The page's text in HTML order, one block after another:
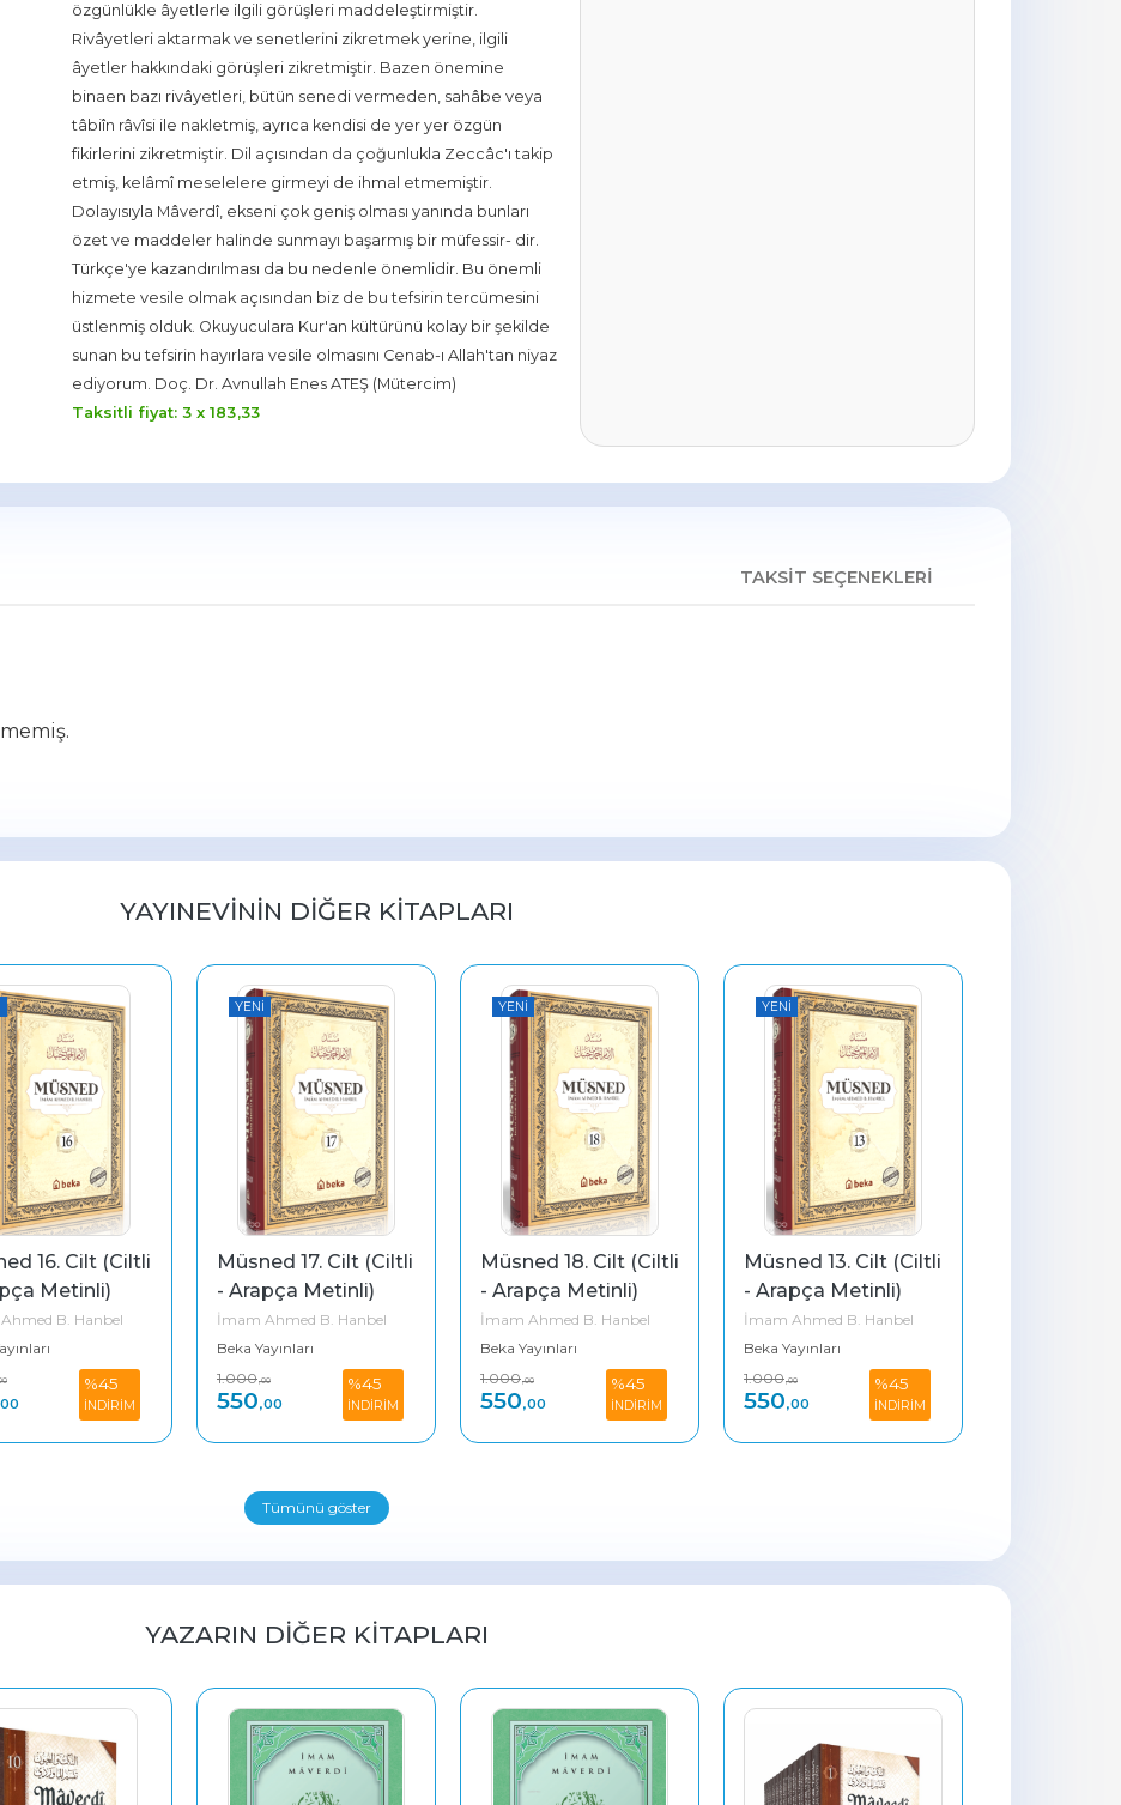
özgünlükle âyetlerle ilgili görüşleri maddeleştirmiştir.
Rivâyetleri aktarmak ve senetlerini zikretmek yerine, ilgili
âyetler hakkındaki görüşleri zikretmiştir. Bazen önemine
binaen bazı rivâyetleri, bütün senedi vermeden, sahâbe veya
tâbiîn râvîsi ile nakletmiş, ayrıca kendisi de yer yer özgün
fikirlerini zikretmiştir. Dil açısından da çoğunlukla Zeccâc'ı takip
etmiş, kelâmî meselelere girmeyi de ihmal etmemiştir.
Dolayısıyla Mâverdî, ekseni çok geniş olması yanında bunları
özet ve maddeler halinde sunmayı başarmış bir müfessir- dir.
Türkçe'ye kazandırılması da bu nedenle önemlidir. Bu önemli
hizmete vesile olmak açısından biz de bu tefsirin tercümesini
üstlenmiş olduk. Okuyuculara Kur'an kültürünü kolay bir şekilde
sunan bu tefsirin hayırlara vesile olmasını Cenab-ı Allah'tan niyaz
ediyorum. Doç. Dr. Avnullah Enes ATEŞ (Mütercim)
Taksitli fiyat: 3 x 183,33
TAKSIT SEÇENEKLERI
YAYINEVININ DIĞER KITAPLARI
16. Cilt (Ciltli
Metinli)
B. Hanbel
%45
İNDİRİM
YENI
Müsned 17. Cilt (Ciltli
- Arapça Metinli)
İmam Ahmed B. Hanbel
Beka Yayınları
%45
İNDİRİM
1.000,00
550,00
YENI
Müsned 18. Cilt (Ciltli
- Arapça Metinli)
İmam Ahmed B. Hanbel
Beka Yayınları
%45
İNDİRİM
1.000,00
550,00
YENI
Müsned 13. Cilt (Ciltli
- Arapça Metinli)
İmam Ahmed B. Hanbel
Beka Yayınları
%45
İNDİRİM
1.000,00
550,00
Tümünü göster
YAZARIN DIĞER KITAPLARI